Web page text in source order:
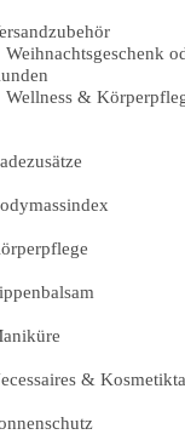
Weihnachtsgeschenk
Wellness &
&